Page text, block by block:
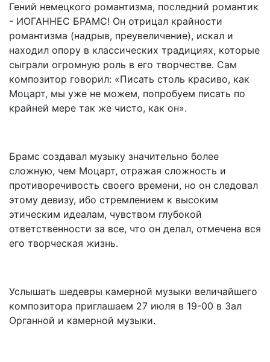
Гений немецкого романтизма, последний романтик
- ИОГАННЕС БРАМС! Он отрицал крайности
романтизма (надрыв, преувеличение), искал и
находил опору в классических традициях, которые
сыграли огромную роль в его творчестве. Сам
композитор говорил: «Писать столь красиво, как
Моцарт, мы уже не можем, попробуем писать по
крайней мере так же чисто, как он».
Брамс создавал музыку значительно более
сложную, чем Моцарт, отражая сложность и
противоречивость своего времени, но он следовал
этому девизу, ибо стремлением к высоким
этическим идеалам, чувством глубокой
ответственности за все, что он делал, отмечена вся
его творческая жизнь.
Услышать шедевры камерной музыки величайшего
композитора приглашаем 27 июля в 19-00 в Зал
Органной и камерной музыки.